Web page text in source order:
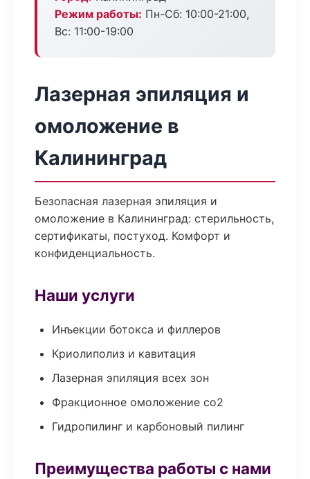
Режим работы: Пн-Сб: 10:00-21:00,
Вс: 11:00-19:00
Лазерная эпиляция и
омоложение в
Калининград
Безопасная лазерная эпиляция и
омоложение в Калининград: стерильность,
сертификаты, постуход. Комфорт и
конфиденциальность.
Наши услуги
Инъекции ботокса и филлеров
Криолиполиз и кавитация
Лазерная эпиляция всех зон
Фракционное омоложение co2
Гидропилинг и карбоновый пилинг
Преимущества работы с нами